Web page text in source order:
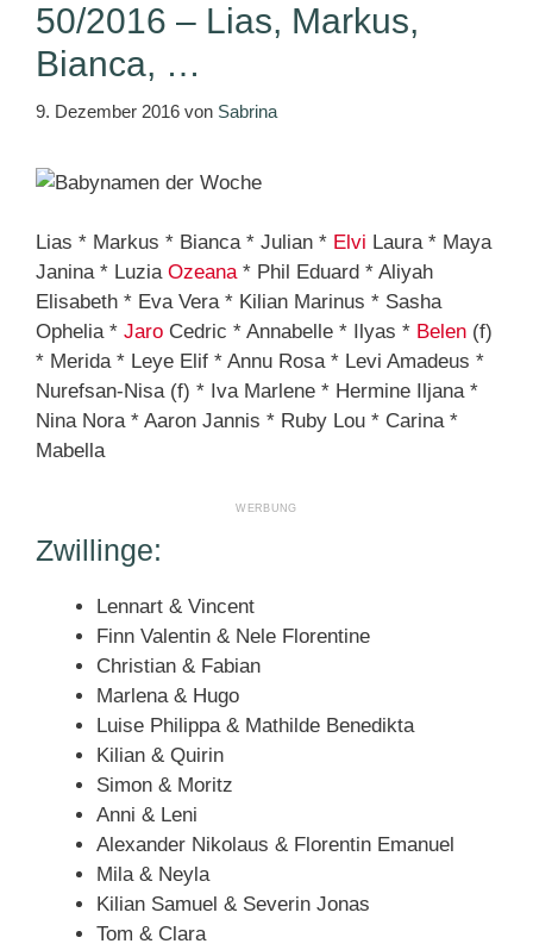
50/2016 – Lias, Markus,
Bianca, …
9. Dezember 2016 von Sabrina
Lias * Markus * Bianca * Julian * Elvi Laura * Maya
Janina * Luzia Ozeana* Phil Eduard * Aliyah
Elisabeth * Eva Vera * Kilian Marinus * Sasha
Ophelia * Jaro Cedric * Annabelle * Ilyas * Belen (f)
* Merida * Leye Elif * Annu Rosa * Levi Amadeus *
Nurefsan-Nisa (f) * Iva Marlene * Hermine Iljana *
Nina Nora * Aaron Jannis * Ruby Lou * Carina *
Mabella
Zwillinge:
Lennart & Vincent
Finn Valentin & Nele Florentine
Christian & Fabian
Marlena & Hugo
Luise Philippa & Mathilde Benedikta
Kilian & Quirin
Simon & Moritz
Anni & Leni
Alexander Nikolaus & Florentin Emanuel
Mila & Neyla
Kilian Samuel & Severin Jonas
Tom & Clara